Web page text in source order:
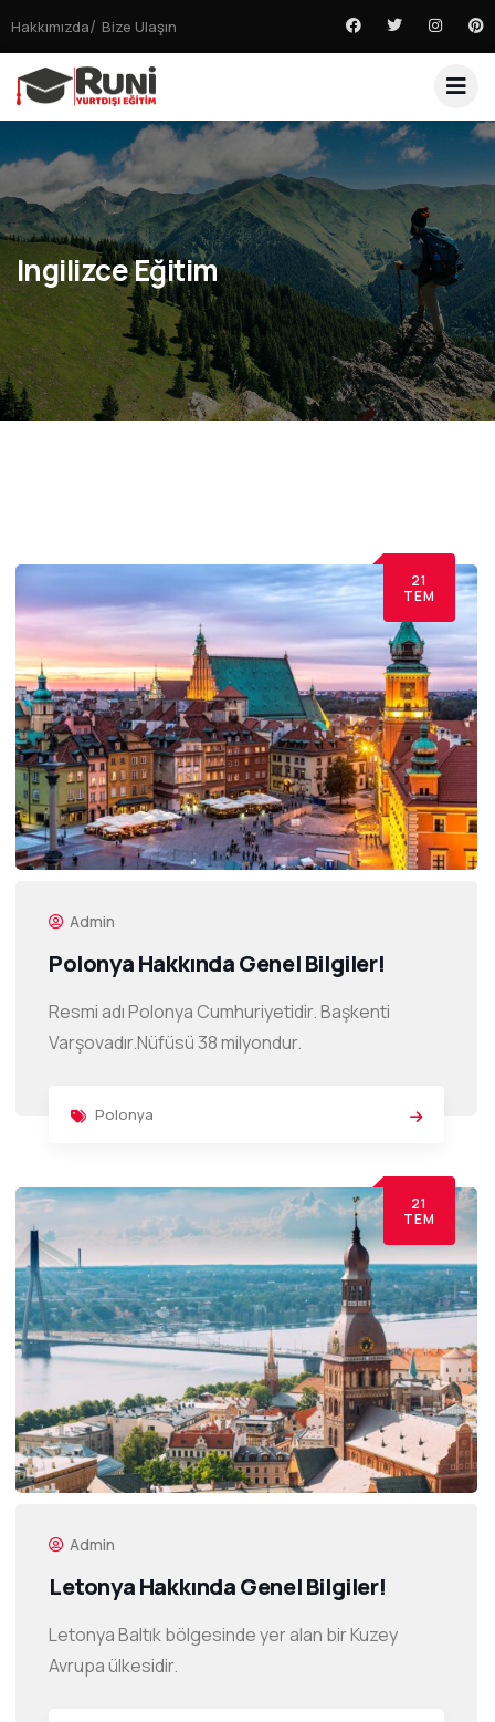
Hakkımızda Bize Ulaşın
Ingilizce Eğitim
21
TEM
Admin
Polonya Hakkında Genel Bilgiler!
Resmi adı Polonya Cumhuriyetidir. Başkenti
Varşovadır.Nüfüsü 38 milyondur.
Polonya
21
TEM
Admin
Letonya Hakkında Genel Bilgiler!
Letonya Baltık bölgesinde yer alan bir Kuzey
Avrupa ülkesidir.